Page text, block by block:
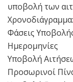
υποβολή των
Φάσεις
Ημερομηνίες
Υποβολή
Προσωρινοί